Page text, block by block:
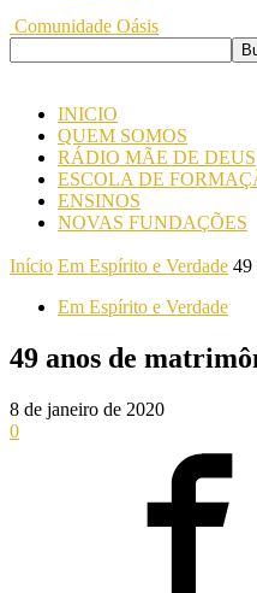
Comunidade Oásis
INICIO
QUEM SOMOS
RÁDIO MÃE DE DEUS
ESCOLA DE
ENSINOS
NOVAS FUNDAÇÕES
Início Em Espírito e Verdade 49
Em Espírito e Verdade
49 anos de
8 de janeiro de 2020
0